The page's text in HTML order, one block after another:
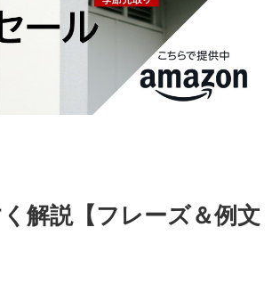
解説【フレーズ＆例文